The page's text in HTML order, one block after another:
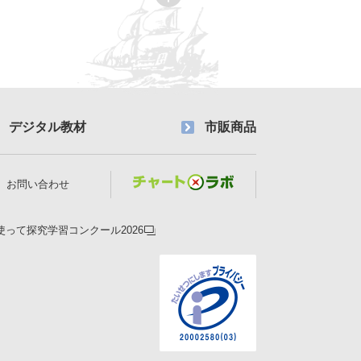
デジタル教材 市販商品
お問い合わせ
って探究学習コンクール2026